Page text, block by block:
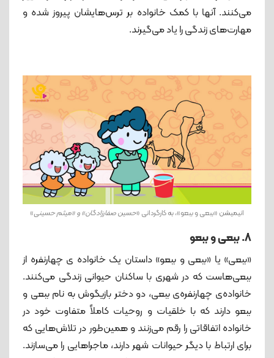
می‌کنند. آنها با کمک خانواده بر ترس‌هایشان پیروز شده و
مهارت‌های زندگی را یاد می‌گیرند.
انیمیشن «ببعی و ببعو»، به کارگردانی «حسین صفارزادگان» و «میثم حسینی»
8. ببعی و ببعو
«ببعی» یا «ببعی و ببعو» داستان یک خانواده ی چهارنفره از
ببعی‌هاست که در شهری با ساکنان حیوانی زندگی می‌کنند.
خانواده‌ی چهارنفره‌ی ببعی، دو دختر بازیگوش به نام ببعی و
ببعو دارند که با خلقیات و روحیات کاملاً متفاوت خود در
خانواده اتفاقاتی را رقم می‌زنند و همین‌طور در تلاش‌هایی که
برای ارتباط با دیگر حیوانات شهر دارند، ماجراهایی را می‌سازند.